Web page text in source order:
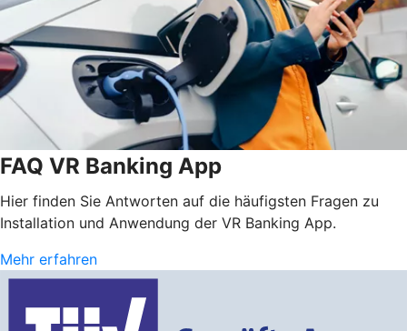
FAQ VR Banking App
Hier finden Sie Antworten auf die häufigsten Fragen zu
Installation und Anwendung der VR Banking App.
Mehr erfahren